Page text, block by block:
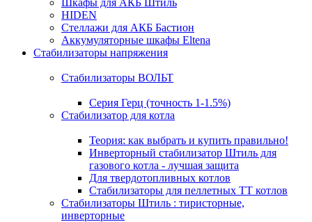
Шкафы для АКБ Штиль
HIDEN
Стеллажи для АКБ Бастион
Аккумуляторные шкафы Eltena
Стабилизаторы напряжения
Стабилизаторы ВОЛЬТ
Серия Герц (точность 1-1.5%)
Стабилизатор для котла
Теория: как выбрать и купить правильно!
Инверторный стабилизатор Штиль для
газового котла - лучшая защита
Для твердотопливных котлов
Стабилизаторы для пеллетных ТТ котлов
Стабилизаторы Штиль : тиристорные,
инверторные